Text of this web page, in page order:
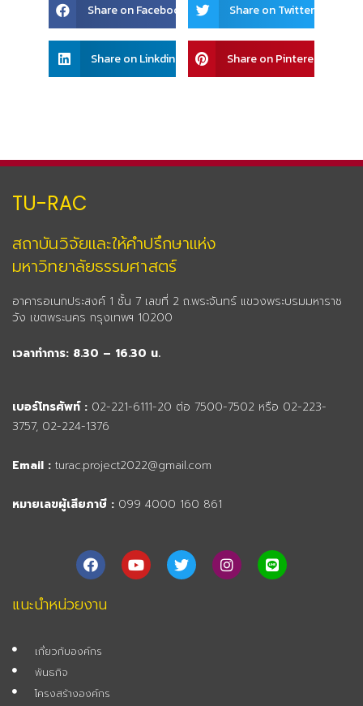
on
Share on Facebook
on
Share on Twitter
on
Share on Linkdin
on
Share on Pinterest
TU-RAC
สถาบันวิจัยและให้คำปรึกษาแห่ง
มหาวิทยาลัยธรรมศาสตร์
อาคารอเนกประสงค์ 1 ชั้น 7 เลขที่ 2 ถ.พระจันทร์ แขวงพระบรมมหาราช
วัง เขตพระนคร กรุงเทพฯ 10200
เวลาทำการ: 8.30 – 16.30 น.
เบอร์โทรศัพท์ : 02-221-6111-20 ต่อ 7500-7502 หรือ 02-223-
3757, 02-224-1376
Email : turac.project2022@gmail.com
หมายเลขผู้เสียภาษี : 099 4000 160 861
F
a
c
e
b
o
k
Y
o
u
T
w
i
I
n
s
L
i
n
แนะนำหน่วยงาน
เกี่ยวกับองค์กร
พันธกิจ
โครงสร้างองค์กร